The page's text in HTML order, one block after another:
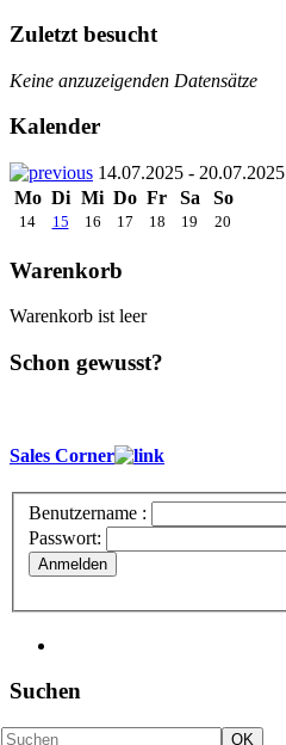
Zuletzt besucht
Keine anzuzeigenden Datensätze
Kalender
14.07.2025 - 20.07.2025
Mo Di Mi Do Fr Sa So
14 15 16 17 18 19 20
Warenkorb
Warenkorb ist leer
Schon gewusst?
Sales Corner
Benutzername :
Passwort:
Anmelden
Suchen